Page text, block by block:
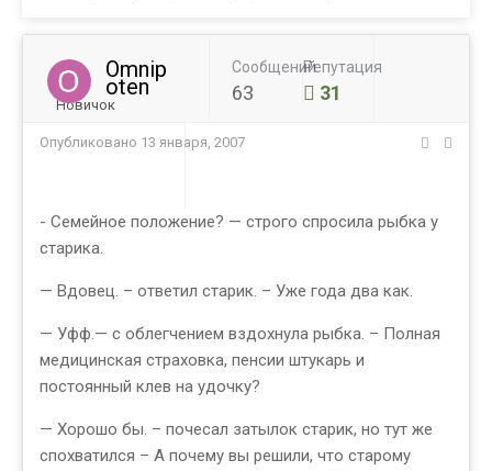
Omnip
oten
Новичок
Сообщений
63
Репутация
31
Опубликовано 13 января, 2007
- Семейное положение? — строго спросила рыбка у
старика.
— Вдовец. – ответил старик. – Уже года два как.
— Уфф.— с облегчением вздохнула рыбка. – Полная
медицинская страховка, пенсии штукарь и
постоянный клев на удочку?
— Хорошо бы. – почесал затылок старик, но тут же
спохватился – А почему вы решили, что старому